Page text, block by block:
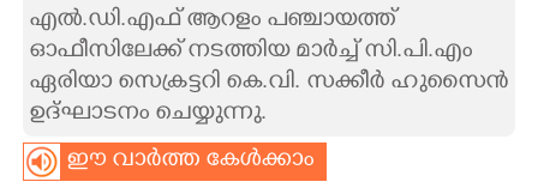
ASTRO
CARTOONS
LITERATURE
എൽ.ഡി.എഫ് ആറളം പഞ്ചായത്ത്
ഓഫീസിലേക്ക് നടത്തിയ മാർച്ച് സി.പി.എം
ഏരിയാ സെക്രട്ടറി കെ.വി. സക്കീർ ഹുസൈൻ
ഉദ്ഘാടനം ചെയ്യുന്നു.
ഈ വാർത്ത കേൾക്കാം